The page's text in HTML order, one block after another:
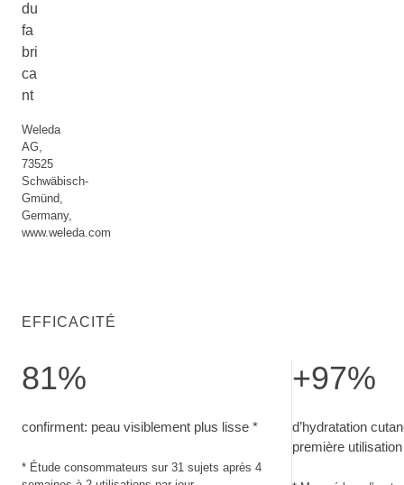
du
fa
bri
ca
nt
Weleda
AG,
73525
Schwäbisch-
Gmünd,
Germany,
www.weleda.com
EFFICACITÉ
81%
confirment: peau visiblement plus lisse *
* Étude consommateurs sur 31 sujets après 4
+97%
d’hydratation
première